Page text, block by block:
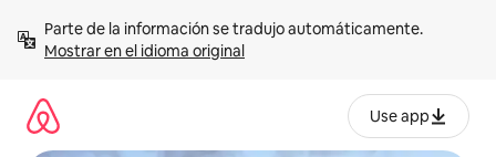
contenidoMostrar en el idioma original
Use app